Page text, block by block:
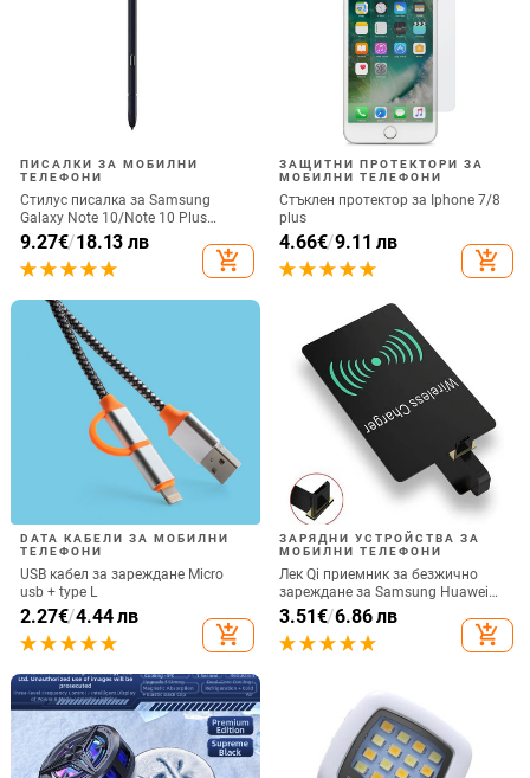
ПИСАЛКИ ЗА МОБИЛНИ
ТЕЛЕФОНИ
Стилус писалка за Samsung
Galaxy Note 10/Note 10 Plus
Универсална капацитивна
писалка Чувствителен сензорен
екран SPen Не е съвместим с
9.27€/18.13 лв
add_shopping_cart
ЗАЩИТНИ ПРОТЕКТОРИ ЗА
МОБИЛНИ ТЕЛЕФОНИ
Стъклен протектор за Iphone 7/8
plus
4.66€/9.11 лв
add_shopping_cart
DATA КАБЕЛИ ЗА МОБИЛНИ
ТЕЛЕФОНИ
USB кабел за зареждане Micro
usb + type L
2.27€/4.44 лв
add_shopping_cart
ЗАРЯДНИ УСТРОЙСТВА ЗА
МОБИЛНИ ТЕЛЕФОНИ
Лек Qi приемник за безжично
зареждане за Samsung Huawei
Xiaomi Универсален Micro USB
Type C Бърз адаптер за безжично
зареждане
3.51€/6.86 лв
add_shopping_cart